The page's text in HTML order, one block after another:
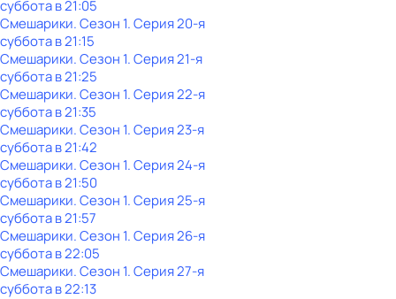
субботав21:05
Смешарики. Сезон 1. Серия 20-я
субботав21:15
Смешарики. Сезон 1. Серия 21-я
субботав21:25
Смешарики. Сезон 1. Серия 22-я
субботав21:35
Смешарики. Сезон 1. Серия 23-я
субботав21:42
Смешарики. Сезон 1. Серия 24-я
субботав21:50
Смешарики. Сезон 1. Серия 25-я
субботав21:57
Смешарики. Сезон 1. Серия 26-я
субботав22:05
Смешарики. Сезон 1. Серия 27-я
субботав22:13